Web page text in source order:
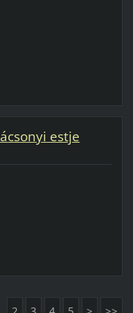
estje